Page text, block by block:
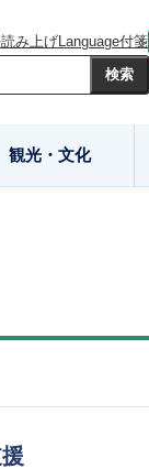
読み上げLanguage付箋
観光・文化